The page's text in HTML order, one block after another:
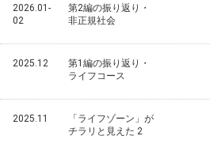
2026.01-
02
第2編の振り返り・
非正規社会
2025.12
第1編の振り返り・
ライフコース
2025.11
「ライフゾーン」が
チラリと見えた 2